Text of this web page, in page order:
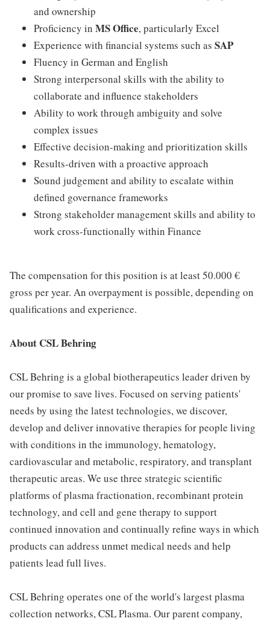
and ownership
Proficiency in MS Office, particularly Excel
Experience with financial systems such as SAP
Fluency in German and English
Strong interpersonal skills with the ability to
collaborate and influence stakeholders
Ability to work through ambiguity and solve
complex issues
Effective decision-making and prioritization skills
Results-driven with a proactive approach
Sound judgement and ability to escalate within
defined governance frameworks
Strong stakeholder management skills and ability to
work cross-functionally within Finance
The compensation for this position is at least 50.000 €
gross per year. An overpayment is possible, depending on
qualifications and experience.
About CSL Behring
CSL Behring is a global biotherapeutics leader driven by
our promise to save lives. Focused on serving patients'
needs by using the latest technologies, we discover,
develop and deliver innovative therapies for people living
with conditions in the immunology, hematology,
cardiovascular and metabolic, respiratory, and transplant
therapeutic areas. We use three strategic scientific
platforms of plasma fractionation, recombinant protein
technology, and cell and gene therapy to support
continued innovation and continually refine ways in which
products can address unmet medical needs and help
patients lead full lives.
CSL Behring operates one of the world's largest plasma
collection networks, CSL Plasma. Our parent company,